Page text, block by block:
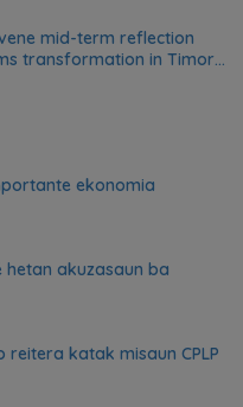
mid-term reflection
transformation in Timor-
ekonomia
hetan akuzasaun ba
reitera katak misaun CPLP